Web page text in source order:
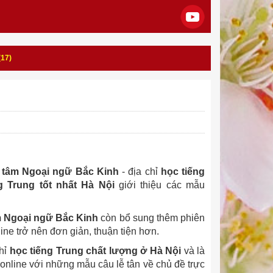
Ngoại ngữ Bắc Kinh - địa chỉ học tiếng
Trung tốt nhất Hà Nộigiới thiệu các mẫu
Ngoại ngữ Bắc Kinh còn bổ sung thêm phiên
trở nên đơn giản, thuận tiện hơn.
học tiếng Trung chất lượng ở Hà Nội và là
với những mẫu câu lễ tân về chủ đề trực